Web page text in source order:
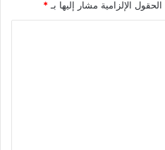
الحقول الإلزامية مشار إليها بـ *